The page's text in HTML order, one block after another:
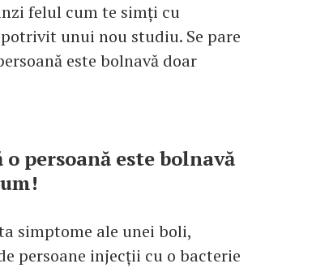
felul cum te simți cu
unui nou studiu. Se pare
este bolnavă doar
persoană este bolnavă
simptome ale unei boli,
persoane injecții cu o bacterie